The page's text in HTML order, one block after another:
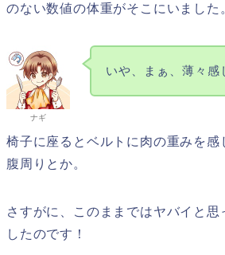
のない数値の体重がそこにいました
ナギ
いや、まぁ、薄々感
椅子に座るとベルトに肉の重みを
腹周りとか。
さすがに、このままではヤバイと
したのです！